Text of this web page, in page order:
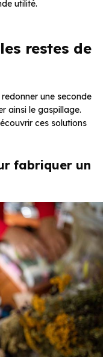
utilité.
restes de
une seconde
ainsi le gaspillage.
ces solutions
fabriquer un